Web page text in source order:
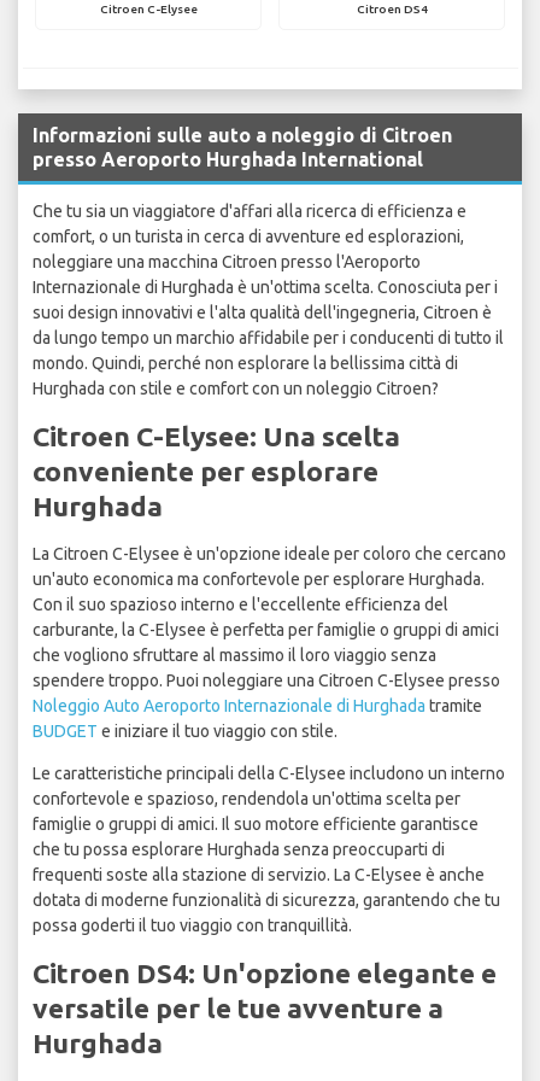
Citroen C-Elysee Citroen DS4
Informazioni sulle auto a noleggio di Citroen
presso Aeroporto Hurghada International
Che tu sia un viaggiatore d'affari alla ricerca di efficienza e
comfort, o un turista in cerca di avventure ed esplorazioni,
noleggiare una macchina Citroen presso l'Aeroporto
Internazionale di Hurghada è un'ottima scelta. Conosciuta per i
suoi design innovativi e l'alta qualità dell'ingegneria, Citroen è
da lungo tempo un marchio affidabile per i conducenti di tutto il
mondo. Quindi, perché non esplorare la bellissima città di
Hurghada con stile e comfort con un noleggio Citroen?
Citroen C-Elysee: Una scelta
conveniente per esplorare
Hurghada
La Citroen C-Elysee è un'opzione ideale per coloro che cercano
un'auto economica ma confortevole per esplorare Hurghada.
Con il suo spazioso interno e l'eccellente efficienza del
carburante, la C-Elysee è perfetta per famiglie o gruppi di amici
che vogliono sfruttare al massimo il loro viaggio senza
spendere troppo. Puoi noleggiare una Citroen C-Elysee presso
Noleggio Auto Aeroporto Internazionale di Hurghada tramite
BUDGET e iniziare il tuo viaggio con stile.
Le caratteristiche principali della C-Elysee includono un interno
confortevole e spazioso, rendendola un'ottima scelta per
famiglie o gruppi di amici. Il suo motore efficiente garantisce
che tu possa esplorare Hurghada senza preoccuparti di
frequenti soste alla stazione di servizio. La C-Elysee è anche
dotata di moderne funzionalità di sicurezza, garantendo che tu
possa goderti il tuo viaggio con tranquillità.
Citroen DS4: Un'opzione elegante e
versatile per le tue avventure a
Hurghada